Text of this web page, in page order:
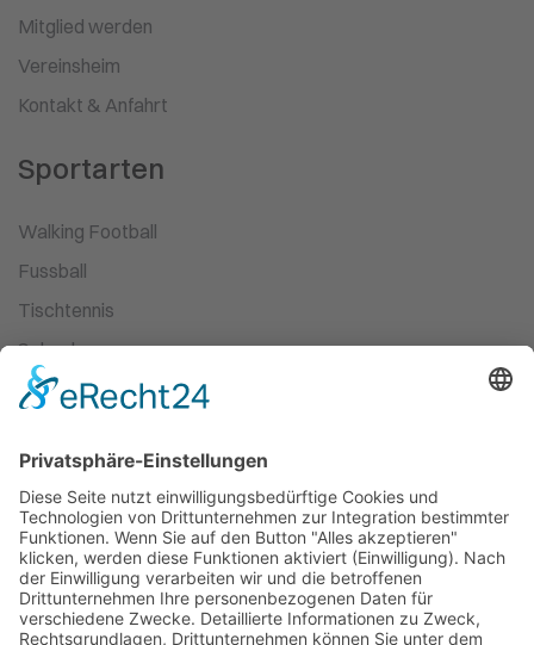
Mitglied werden
Vereinsheim
Kontakt & Anfahrt
Sportarten
Walking Football
Fussball
Tischtennis
Schach
Ski-Wandern
Kampfsport
Leichtathletik
Ballett
Schwimmen
Racketsport